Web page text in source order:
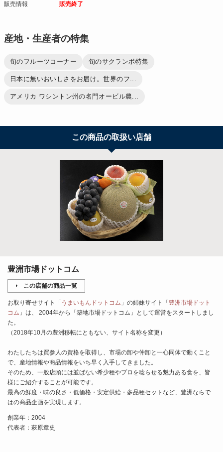
販売情報 販売終了
産地・生産者の特集
旬のフルーツコーナー 旬のサクランボ特集
日本に無いおいしさをお届け。世界のフ...
アメリカ ワシントン州の名門オービル農...
この商品の取扱い店舗
豊洲市場ドットコム
この店舗の商品一覧
お取り寄せサイト「 うまいもんドットコム 」の姉妹サイト「 豊洲市場ドット
コム 」は、 2004年から「築地市場ドットコム」として運営をスタートしまし
た。
（2018年10月の豊洲移転にともない、サイト名称を変更）
わたしたちは買参人の資格を取得し、市場の卸や仲卸と一心同体で動くこと
で、産地情報や商品情報をいち早く入手してきました。
そのため、一般店頭には並ばない希少種やプロを唸らせる魅力ある食を、皆
様にご紹介することが可能です。
最高の鮮度・味の良さ・低価格・安定供給・多品種セットなど、豊洲ならで
はの商品企画を実現します。
創業年：2004
代表者：萩原章史